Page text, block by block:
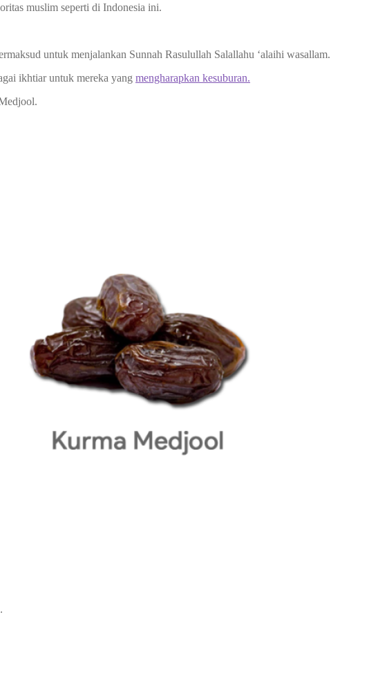
muslim seperti di Indonesia ini.
untuk menjalankan Sunnah Rasulullah Salallahu ‘alaihi wasallam.
ikhtiar untuk mereka yang mengharapkan kesuburan.